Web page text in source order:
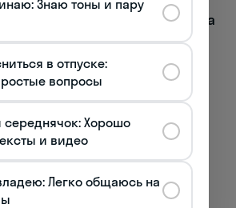
конструкции, указывающие на
в/на...)
с 得 (de), описывающие
把-предложений важно
этой конструкции — она
на объект и
или положения. 🔄
Знаю тоны и пару
в отпуске:
вопросы
Хорошо
и видео
Легко общаюсь на